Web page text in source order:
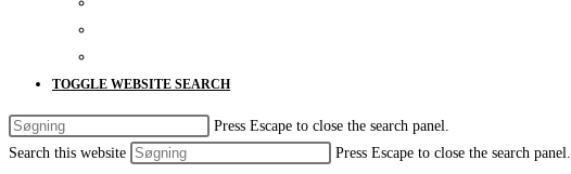
TOGGLE WEBSITE SEARCH
Press Escape to close the search panel.
Search this website
Press Escape to close the search panel.